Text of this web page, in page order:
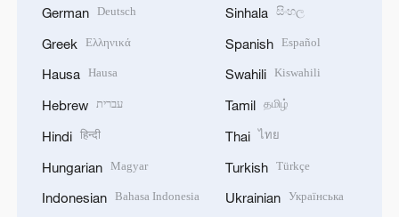
German Deutsch
Greek Ελληνικά
Hausa Hausa
Hebrew עברית
Hindi हिन्दी
Hungarian Magyar
Indonesian Bahasa Indonesia
Sinhala සිංහල
Spanish Español
Swahili Kiswahili
Tamil தமிழ்
Thai ไทย
Turkish Türkçe
Ukrainian Українська